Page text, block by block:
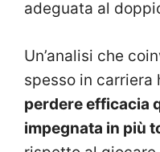
adeguata al
Un’analisi che
spesso in carriera
perdere efficacia
impegnata in più